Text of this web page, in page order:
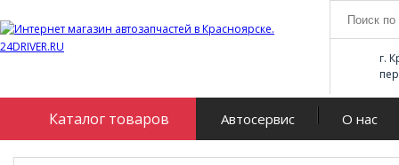
г.
Каталог товаров Автосервис О нас